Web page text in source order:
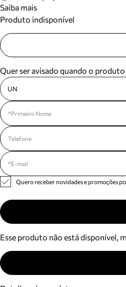
Saiba mais
Produto indisponível
Quer ser avisado quando o
UN
Quero receber novidades e promoções
Esse produto não está disponível,